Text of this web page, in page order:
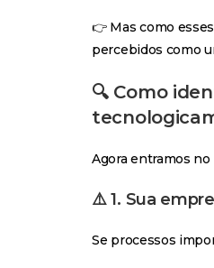
👉 Mas como
percebidos como
🔍 Como
Agora entramos
⚠️ 1. Sua
Se processos